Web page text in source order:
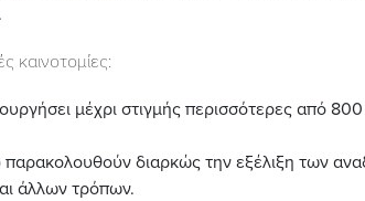
καινοτομίες:
μέχρι στιγμής περισσότερες από
διαρκώς την εξέλιξη των
άλλων τρόπων.